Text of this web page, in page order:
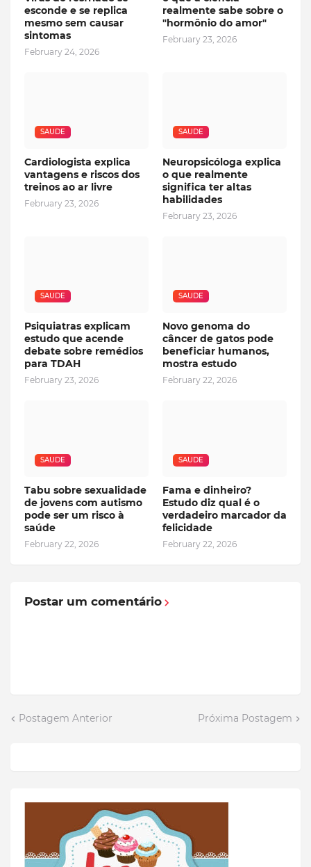
esconde e se replica
mesmo sem causar
sintomas
February 24, 2026
realmente sabe sobre o
"hormônio do amor"
February 23, 2026
SAUDE
Cardiologista explica
vantagens e riscos dos
treinos ao ar livre
February 23, 2026
SAUDE
Neuropsicóloga explica
o que realmente
significa ter altas
habilidades
February 23, 2026
SAUDE
Psiquiatras explicam
estudo que acende
debate sobre remédios
para TDAH
February 23, 2026
SAUDE
Novo genoma do
câncer de gatos pode
beneficiar humanos,
mostra estudo
February 22, 2026
SAUDE
Tabu sobre sexualidade
de jovens com autismo
pode ser um risco à
saúde
February 22, 2026
SAUDE
Fama e dinheiro?
Estudo diz qual é o
verdadeiro marcador da
felicidade
February 22, 2026
Postar um comentário
Postagem Anterior Próxima Postagem